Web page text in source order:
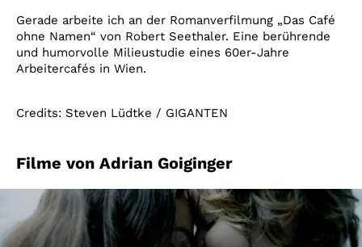
Gerade arbeite ich an der Romanverfilmung „Das Café
ohne Namen“ von Robert Seethaler. Eine berührende
und humorvolle Milieustudie eines 60er-Jahre
Arbeitercafés in Wien.
Credits: Steven Lüdtke / GIGANTEN
Filme von Adrian Goiginger